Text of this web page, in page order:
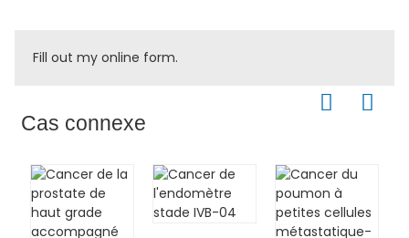
Fill out my online form.
Cas connexe